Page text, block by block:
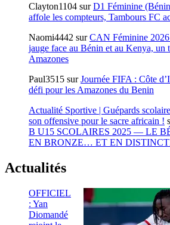
Clayton1104 surD1 Féminine
affole les compteurs, Tambours FC
Naomi4442 surCAN Féminine
jauge face au Bénin et au Kenya, un
Amazones
Paul3515 surJournée FIFA : Côte
défi pour les Amazones du Benin
Actualité Sportive | Guépards
son offensive pour le sacre africain !
B U15 SCOLAIRES 2025 — LE
EN BRONZE… ET EN
Actualités
OFFICIEL
: Yan
Diomandé